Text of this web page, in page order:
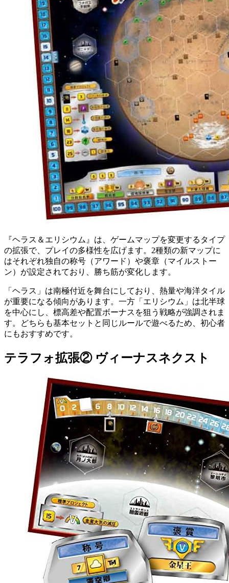
『ヘラス＆エリシウム』は、ゲームマップを変更するタイプ
の拡張で、プレイの多様性を広げます。2種類の新マップに
はそれぞれ独自の称号（アワード）や褒章（マイルストー
ン）が設定されており、勝ち筋が変化します。
「ヘラス」は南極付近を舞台にしており、熱量や海洋タイル
が重要になる傾向があります。一方「エリシウム」は北半球
を中心にし、標高差や配置ボーナスを狙う戦略が強調されま
す。どちらも基本セットと同じルールで遊べるため、初心者
にもおすすめです。
テラフォ拡張② ヴィーナスネクスト